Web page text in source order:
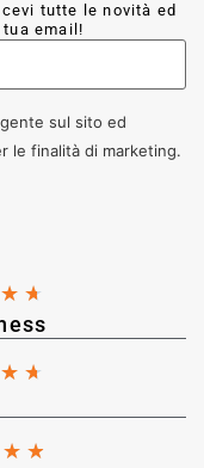
tutte le novità ed
email!
sul sito ed
le finalità di marketing.
★ ★
★ ★
★ ★